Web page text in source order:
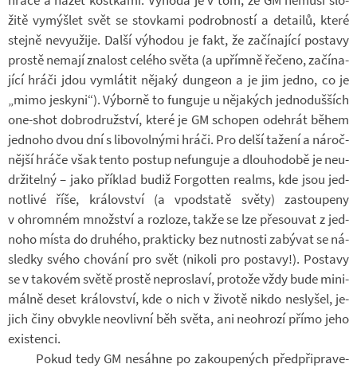
žitě vy­mýš­let svět se stov­kami po­drob­ností a de­tailů, které
stejně ne­vy­u­žije. Další vý­ho­dou je fakt, že za­čí­na­jící po­stavy
prostě ne­mají zna­lost ce­lého světa (a upřímně ře­čeno, za­čí­na­
jící hráči jdou vy­mlá­tit ně­jaký dun­geon a je jim jedno, co je
„mimo jes­kyni“). Vý­borně to fun­guje u ně­ja­kých jed­no­duš­ších
one-​shot dob­ro­druž­ství, které je GM scho­pen ode­hrát během
jed­noho dvou dní s li­bo­vol­nými hráči. Pro delší ta­žení a ná­roč­
nější hráče však tento po­stup ne­fun­guje a dlou­ho­době je ne­u­
dr­ži­telný – jako pří­klad budiž For­got­ten re­alms, kde jsou jed­
not­livé říše, krá­lov­ství (a vpod­statě světy) za­stou­peny
v ohrom­ném množ­ství a roz­loze, takže se lze pře­sou­vat z jed­
noho místa do dru­hého, prak­ticky bez nut­nosti za­bý­vat se ná­
sledky svého cho­vání pro svět (ni­koli pro po­stavy!). Po­stavy
se v ta­ko­vém světě prostě ne­pro­slaví, pro­tože vždy bude mi­ni­
málně deset krá­lov­ství, kde o nich v ži­votě nikdo nesly­šel, je­
jich činy ob­vykle ne­o­vlivní běh světa, ani ne­o­hrozí přímo jeho
exis­tenci.
Pokud tedy GM ne­sáhne po za­kou­pe­ných před­při­pra­ve­